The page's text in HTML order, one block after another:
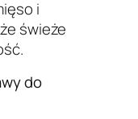
i
świeże
do